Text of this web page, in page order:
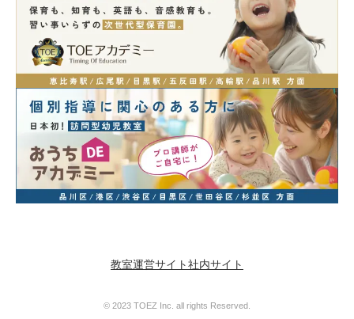
教室運営サイト社内サイト
© 2023 TOEZ Inc. all rights Reserved.